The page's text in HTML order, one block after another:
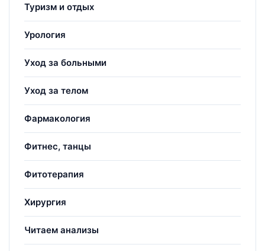
Туризм и отдых
Урология
Уход за больными
Уход за телом
Фармакология
Фитнес, танцы
Фитотерапия
Хирургия
Читаем анализы